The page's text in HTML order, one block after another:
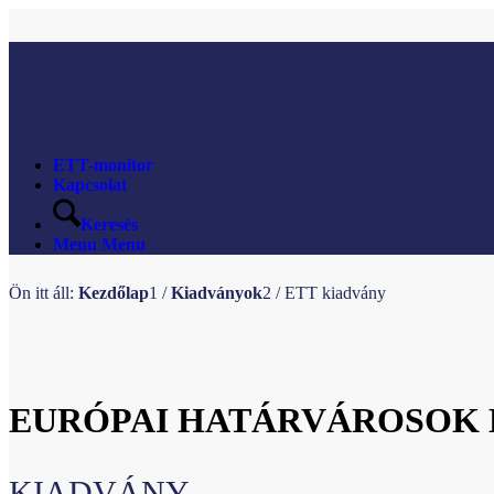
ETT-monitor
Kapcsolat
Keresés
Menu Menu
Ön itt áll: Kezdőlap1 / Kiadványok2 / ETT kiadvány
EURÓPAI HATÁRVÁROSOK